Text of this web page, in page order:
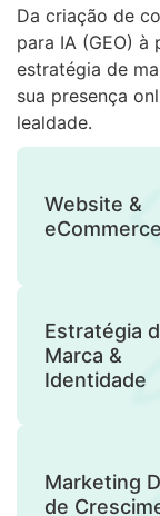
Da criação de
para IA (GEO)
estratégia de
sua presença
lealdade.
Website &
eCommerce
Estratégia
Marca &
Identidade
Marketing
de